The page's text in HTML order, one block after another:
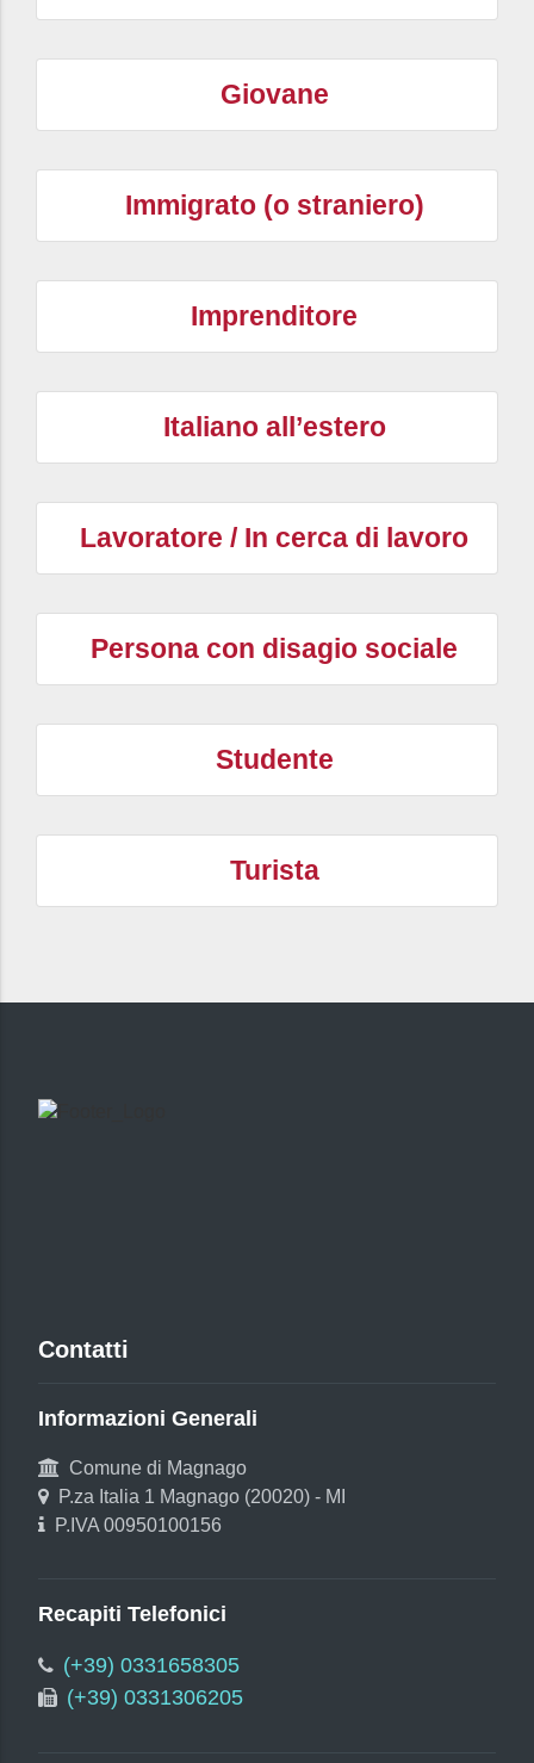
Giovane
Immigrato (o straniero)
Imprenditore
Italiano all’estero
Lavoratore / In cerca di lavoro
Persona con disagio sociale
Studente
Turista
Contatti
Informazioni Generali
Comune di Magnago
P.za Italia 1 Magnago (20020) - MI
P.IVA 00950100156
Recapiti Telefonici
(+39) 0331658305
(+39) 0331306205